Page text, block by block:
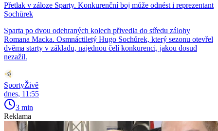
Přetlak v záloze Sparty. Konkurenční boj může odnést i reprezentant
Sochůrek
Sparta po dvou odehraných kolech přivedla do středu zálohy
Romana Macka. Osmnáctiletý Hugo Sochůrek, který sezonu otevřel
dvěma starty v základu, najednou čelí konkurenci, jakou dosud
nezažil.
SportyŽivě
dnes, 11:55
3 min
Reklama